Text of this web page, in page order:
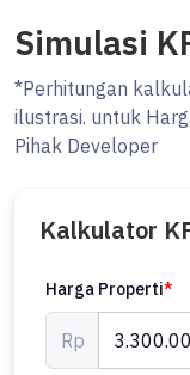
Simulasi
*Perhitungan
ilustrasi. untuk
Pihak Developer
Kalkulator
Harga Properti*
Rp